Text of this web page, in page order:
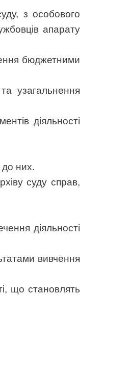
з особового
апарату
бюджетними
узагальнення
діяльності
до них.
суду справ,
діяльності
вивчення
що становлять